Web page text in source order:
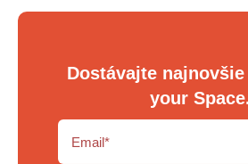
Dostávajte najnovšie
your